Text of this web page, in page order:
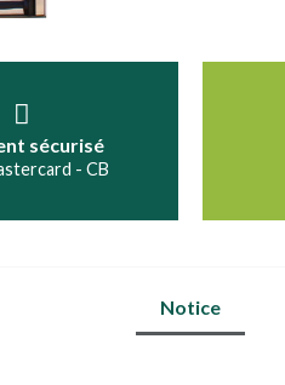
sécurisé
- CB
Notice